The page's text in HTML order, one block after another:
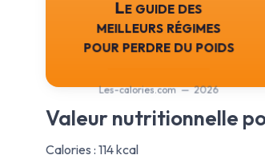
Le guide des
meilleurs régimes
pour perdre du poids
Les-calories.com — 2026
Valeur nutritionnelle
Calories : 114 kcal